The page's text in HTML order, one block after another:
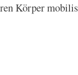
Körper